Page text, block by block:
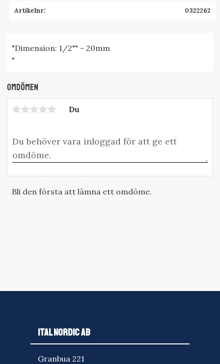
Artikelnr 0322262
"Dimension: 1/2"" - 20mm
"
Omdömen
Du
Bli den första att lämna ett omdöme.
ITAL NORDIC AB
Granbua 221